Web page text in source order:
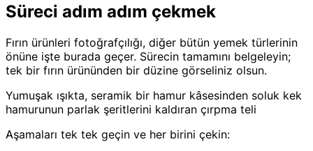
Süreci adım adım çekmek
Fırın ürünleri fotoğrafçılığı, diğer bütün yemek türlerinin
önüne işte burada geçer. Sürecin tamamını belgeleyin;
tek bir fırın ürününden bir düzine görseliniz olsun.
Yumuşak ışıkta, seramik bir hamur kâsesinden soluk kek
hamurunun parlak şeritlerini kaldıran çırpma teli
Aşamaları tek tek geçin ve her birini çekin: